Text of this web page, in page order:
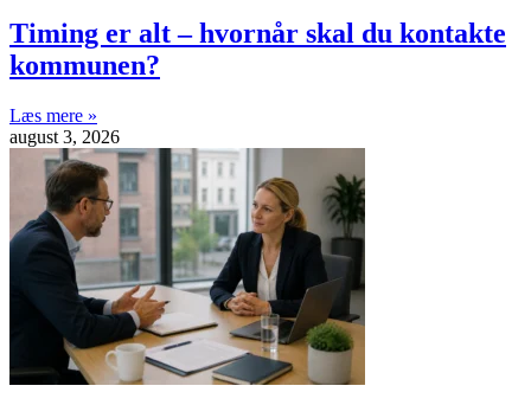
Timing er alt – hvornår skal du kontakte
kommunen?
Læs mere »
august 3, 2026